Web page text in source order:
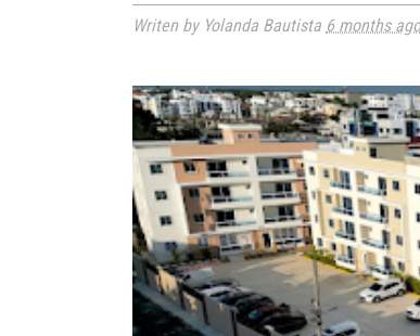
Writen by Yolanda Bautista 6 months ago